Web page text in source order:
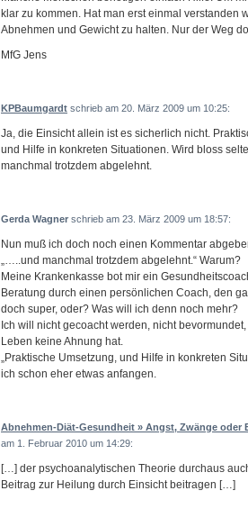
klar zu kommen. Hat man erst einmal verstanden
Abnehmen und Gewicht zu halten. Nur der Weg
MfG Jens
KPBaumgardt schrieb am 20. März 2009 um 10:25:
Ja, die Einsicht allein ist es sicherlich nicht.
und Hilfe in konkreten Situationen. Wird bloss
manchmal trotzdem abgelehnt.
Gerda Wagner schrieb am 23. März 2009 um 18:57:
Nun muß ich doch noch einen Kommentar
„…..und manchmal trotzdem abgelehnt.“ Warum?
Meine Krankenkasse bot mir ein
Beratung durch einen persönlichen Coach, den
doch super, oder? Was will ich denn noch mehr?
Ich will nicht gecoacht werden, nicht
Leben keine Ahnung hat.
„Praktische Umsetzung, und Hilfe in konkreten
ich schon eher etwas anfangen.
Abnehmen-Diät-Gesundheit » Angst, Zwänge oder
am 1. Februar 2010 um 14:29:
[…] der psychoanalytischen Theorie durchaus
Beitrag zur Heilung durch Einsicht beitragen […]